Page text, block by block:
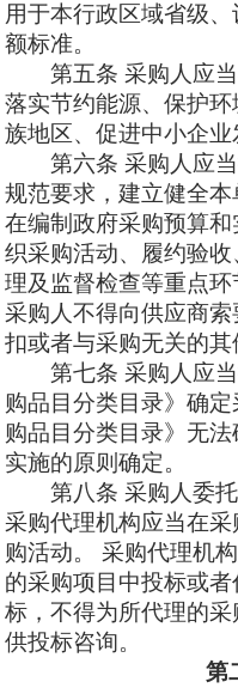
用于本行政区域省级
额标准。
第五条 采购人应
落实节约能源、保护
族地区、促进中小企业
第六条 采购人应
规范要求，建立健全本
在编制政府采购预算
织采购活动、履约验
理及监督检查等重点环
采购人不得向供应商
扣或者与采购无关的其
第七条 采购人应
购品目分类目录》确
购品目分类目录》无
实施的原则确定。
第八条 采购人委
采购代理机构应当在
购活动。
采购代理机
的采购项目中投标或者
标，不得为所代理的
供投标咨询。
第